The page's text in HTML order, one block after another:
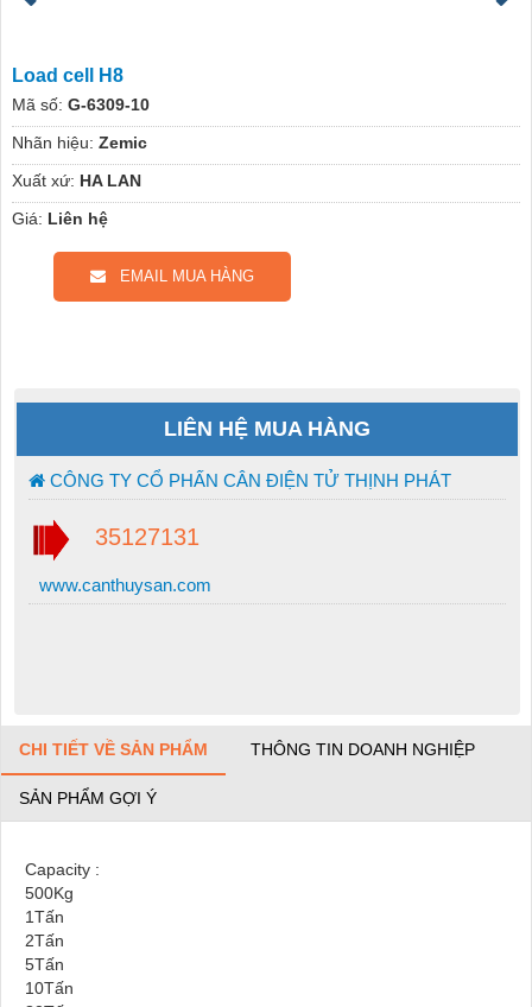
Load cell H8
Mã số: G-6309-10
Nhãn hiệu: Zemic
Xuất xứ: HA LAN
Giá: Liên hệ
EMAIL MUA HÀNG
LIÊN HỆ MUA HÀNG
CÔNG TY CỔ PHẤN CÂN ĐIỆN TỬ THỊNH PHÁT
35127131
www.canthuysan.com
CHI TIẾT VỀ SẢN PHẨM THÔNG TIN DOANH NGHIỆP
SẢN PHẨM GỢI Ý
Capacity :
500Kg
1Tấn
2Tấn
5Tấn
10Tấn